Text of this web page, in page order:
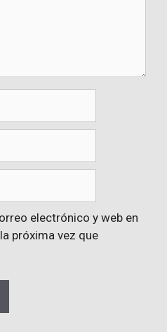
electrónico y web en
próxima vez que